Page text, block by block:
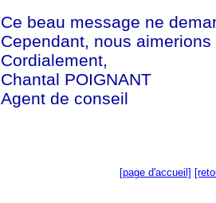
Ce beau message ne
Cependant, nous
Cordialement,
Chantal POIGNANT
Agent de conseil
[page d'accueil]